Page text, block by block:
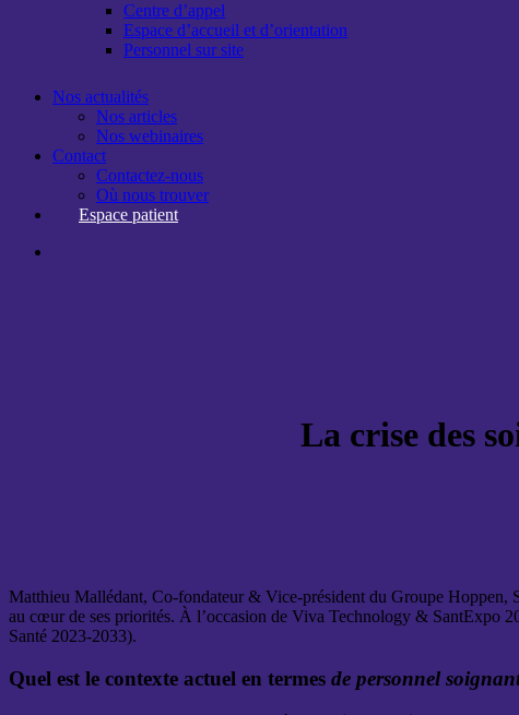
Centre d’appel
Espace d’accueil et d’orientation
Personnel sur site
Nos actualités
Nos articles
Nos webinaires
Contact
Contactez-nous
Où nous trouver
Espace patient
La crise des
Matthieu Mallédant, Co-fondateur & Vice-président du Groupe Hoppen,
au cœur de ses priorités. À l’occasion de Viva Technology & SantExpo
Santé 2023-2033).
Quel est le contexte actuel en termes de personnel